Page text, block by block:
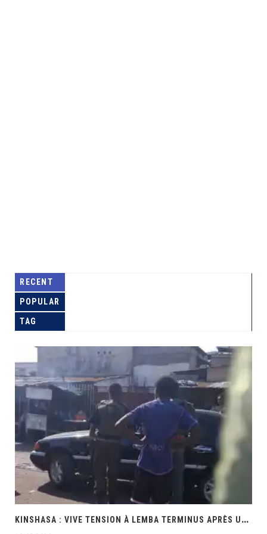
RECENT
POPULAR
TAG
K
INSHASA : VIVE TENSION À LEMBA TERMINUS APRÈS UNE INTERVENTION MUSCLÉE DES PRÉSUMÉS POLICIERS